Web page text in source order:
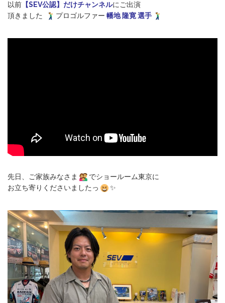
以前 【SEV公認】だけチャンネルにご出演
頂きました
プロゴルファー 幡地 隆寛 選手
先日、ご家族みなさま
でショールーム東京に
お立ち寄りくださいましたっ
✨